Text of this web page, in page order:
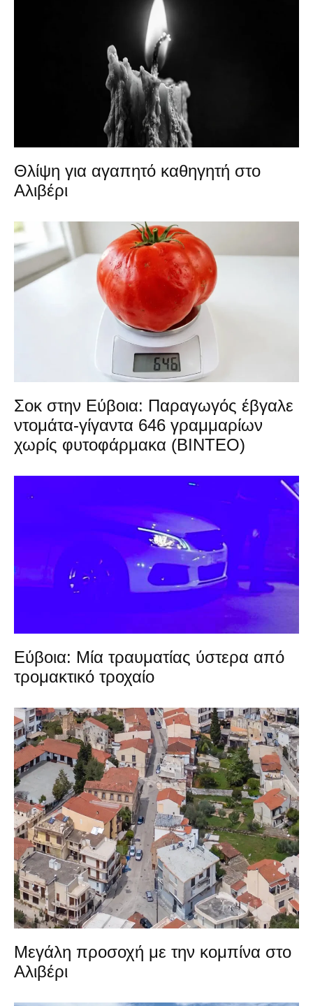
Θλίψη για αγαπητό καθηγητή στο
Αλιβέρι
Σοκ στην Εύβοια: Παραγωγός έβγαλε
ντομάτα-γίγαντα 646 γραμμαρίων
χωρίς φυτοφάρμακα (ΒΙΝΤΕΟ)
Εύβοια: Μία τραυματίας ύστερα από
τρομακτικό τροχαίο
Μεγάλη προσοχή με την κομπίνα στο
Αλιβέρι